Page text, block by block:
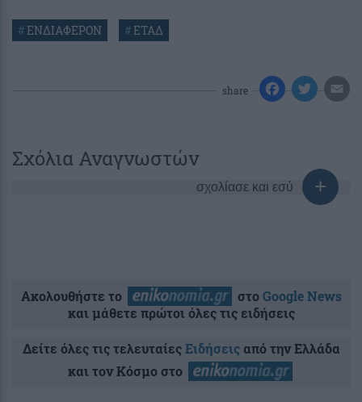
#ΕΝΔΙΑΦΕΡΟΝ #ΕΤΑΔ
share
Σχόλια Αναγνωστών
σχολίασε και εσύ
Ακολουθήστε το στοGoogle News
και μάθετε πρώτοι όλες τις ειδήσεις
Δείτε όλες τις τελευταίεςΕιδήσειςαπό την Ελλάδα
και τον Κόσμο στο